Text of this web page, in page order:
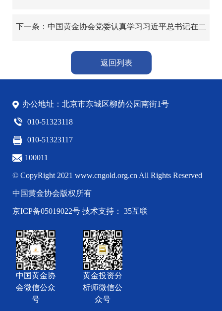
下一条：中国黄金协会党委认真学习习近平总书记在二
中共中央政治局民主生活会上的重要讲话精神和二十届
中央纪委五次全会公报
返回列表
办公地址：北京市东城区柳荫公园南街1号
010-51323118
010-51323117
100011
© CopyRight 2021 www.cngold.org.cn All Rights Reserved
中国黄金协会版权所有
京ICP备05019022号技术支持： 35互联
中国黄金协
会微信公众
号
黄金投资分
析师微信公
众号